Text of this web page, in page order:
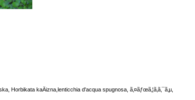
kaÄizna,lenticchia d'acqua spugnosa, ã‚¤ãƒœã‚¦ã‚­ã‚¯ã‚µ,